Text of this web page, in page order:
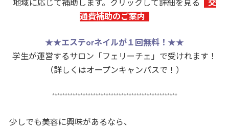
地域に応じて補助します。クリックして詳細を見る
交
通費補助のご案内
★★エステorネイルが１回無料！ ★★
学生が運営するサロン「フェリーチェ」で受けれます！
（詳しくはオープンキャンパスで！）
*************************************************
少しでも美容に興味があるなら、